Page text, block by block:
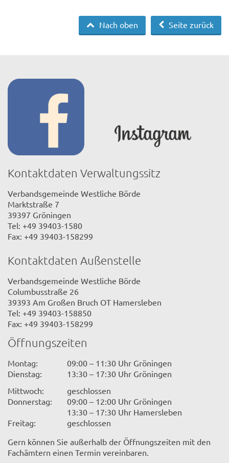
Seite zurück
Nach oben
Kontaktdaten Verwaltungssitz
Verbandsgemeinde Westliche Börde
Marktstraße 7
39397 Gröningen
Tel: +49 39403-1580
Fax: +49 39403-158299
Kontaktdaten Außenstelle
Verbandsgemeinde Westliche Börde
Columbusstraße 26
39393 Am Großen Bruch OT Hamersleben
Tel: +49 39403-158850
Fax: +49 39403-158299
Öffnungszeiten
Montag:
09:00 – 11:30 Uhr Gröningen
Dienstag:
13:30 – 17:30 Uhr Gröningen
Mittwoch:
geschlossen
Donnerstag:
09:00 – 12:00 Uhr Gröningen
13:30 – 17:30 Uhr Hamersleben
Freitag:
geschlossen
Gern können Sie außerhalb der Öffnungszeiten mit den
Fachämtern einen Termin vereinbaren.